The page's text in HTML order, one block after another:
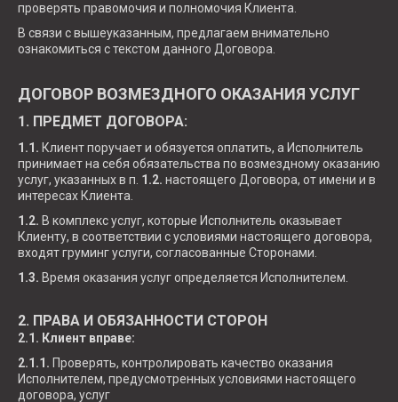
проверять правомочия и полномочия Клиента.
В связи с вышеуказанным, предлагаем внимательно
ознакомиться с текстом данного Договора.
ДОГОВОР ВОЗМЕЗДНОГО ОКАЗАНИЯ УСЛУГ
1. ПРЕДМЕТ ДОГОВОРА:
1.1. Клиент поручает и обязуется оплатить, а Исполнитель
принимает на себя обязательства по возмездному оказанию
услуг, указанных в п. 1.2. настоящего Договора, от имени и в
интересах Клиента.
1.2. В комплекс услуг, которые Исполнитель оказывает
Клиенту, в соответствии с условиями настоящего договора,
входят груминг услуги, согласованные Сторонами.
1.3. Время оказания услуг определяется Исполнителем.
2. ПРАВА И ОБЯЗАННОСТИ СТОРОН
2.1. Клиент вправе:
2.1.1. Проверять, контролировать качество оказания
Исполнителем, предусмотренных условиями настоящего
договора, услуг